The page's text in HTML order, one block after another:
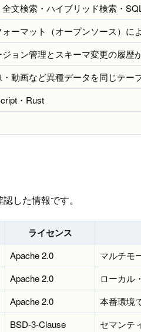
文検索・ハイブリッド検索・
ーマット（オープンソース）に
ョン管理とスキーマ変更の履歴
動画など異種データを同じテー
・Rust
した情報です。
ライセンス
Apache 2.0
マルチモ
Apache 2.0
ローカル
Apache 2.0
本番環境
BSD-3-Clause
セマンテ